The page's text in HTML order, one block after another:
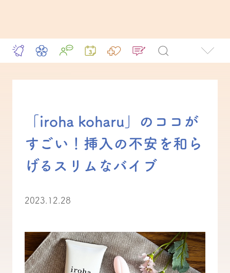
「iroha koharu」のココが
すごい！挿入の不安を和ら
げるスリムなバイブ
2023.12.28